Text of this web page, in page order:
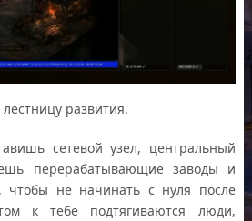
развития.
сетевой узел, центральный
перерабатывающие заводы и
не начинать с нуля после
к тебе подтягиваются люди,